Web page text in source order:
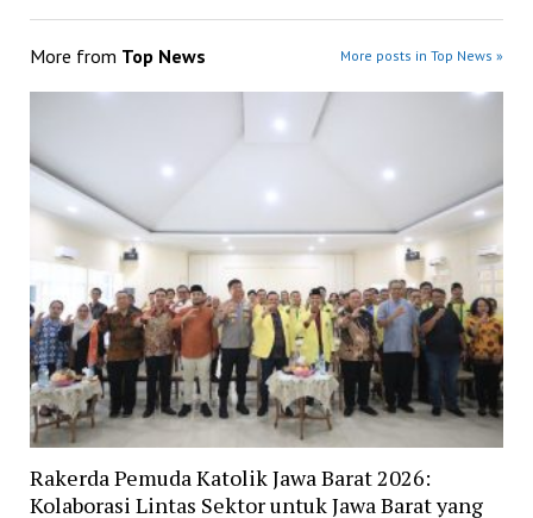
More from Top News More posts in Top News »
Rakerda Pemuda Katolik Jawa Barat 2026:
Kolaborasi Lintas Sektor untuk Jawa Barat yang